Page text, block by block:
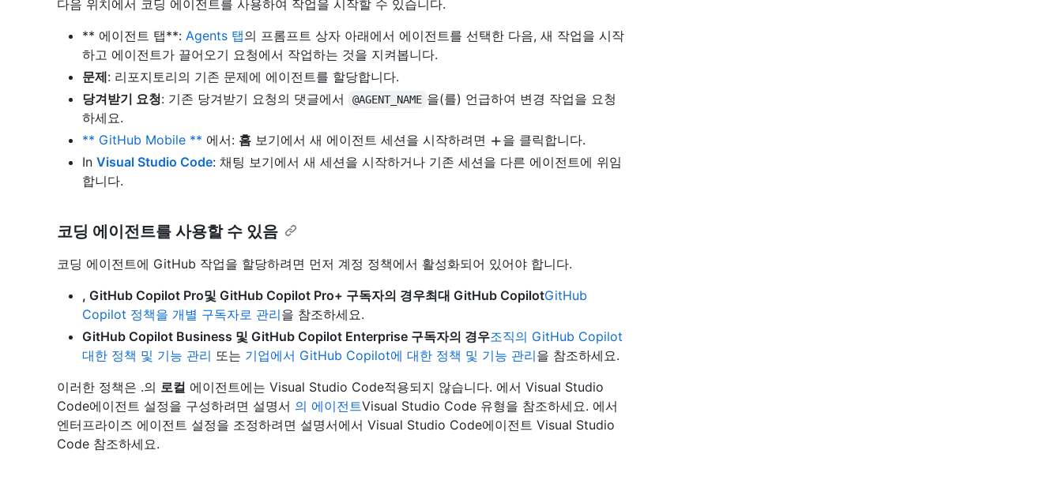
다음 위치에서 코딩 에이전트를 사용하여 작업을 시작할 수 있습니다.
** 에이전트 탭**: Agents 탭의 프롬프트 상자 아래에서 에이전트를 선택한 다음, 새 작업을 시작
하고 에이전트가 끌어오기 요청에서 작업하는 것을 지켜봅니다.
문제: 리포지토리의 기존 문제에 에이전트를 할당합니다.
당겨받기 요청: 기존 당겨받기 요청의 댓글에서 @AGENT_NAME 을(를) 언급하여 변경 작업을 요청
하세요.
** GitHub Mobile ** 에서: 홈 보기에서 새 에이전트 세션을 시작하려면
을 클릭합니다.
In Visual Studio Code: 채팅 보기에서 새 세션을 시작하거나 기존 세션을 다른 에이전트에 위임
합니다.
코딩 에이전트를 사용할 수 있음
코딩 에이전트에 GitHub 작업을 할당하려면 먼저 계정 정책에서 활성화되어 있어야 합니다.
, GitHub Copilot Pro및 GitHub Copilot Pro+ 구독자의 경우최대 GitHub CopilotGitHub
Copilot 정책을 개별 구독자로 관리을 참조하세요.
GitHub Copilot Business 및 GitHub Copilot Enterprise 구독자의 경우조직의 GitHub Copilot
대한 정책 및 기능 관리 또는 기업에서 GitHub Copilot에 대한 정책 및 기능 관리을 참조하세요.
이러한 정책은 .의 로컬 에이전트에는 Visual Studio Code적용되지 않습니다. 에서 Visual Studio
Code에이전트 설정을 구성하려면 설명서 의 에이전트Visual Studio Code 유형을 참조하세요. 에서
엔터프라이즈 에이전트 설정을 조정하려면 설명서에서 Visual Studio Code에이전트 Visual Studio
Code 참조하세요.